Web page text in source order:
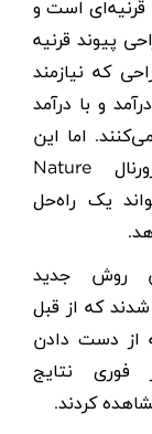
قرنیه‌ای است و
پیوند قرنیه
که نیازمند
و با درآمد
اما این
Nature
یک راه‌حل
.
روش جدید
شدند که از قبل
از دست دادن
فوری نتایج
کردند.